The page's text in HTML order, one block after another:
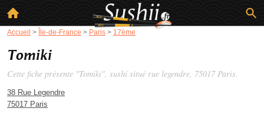
Accueil > Île-de-France > Paris > 17ème
Tomiki
Cette fiche présente "Tomiki", sushi situé rue legendre, 75017 Paris.
38 Rue Legendre
75017 Paris